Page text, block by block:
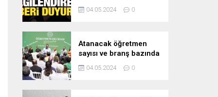
deyip duyurdu!
Milyonları ilgilendiren
04.05.2024 0
Atanacak öğretmen
sayısı ve branş bazında
kontenjan dağılımları
pazartesi belli oluyor
04.05.2024 0